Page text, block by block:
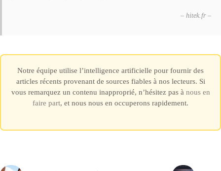
– hitek.fr –
Notre équipe utilise l’intelligence artificielle pour fournir des
articles récents provenant de sources fiables à nos lecteurs. Si
vous remarquez un contenu inapproprié, n’hésitez pas à nous en
faire part, et nous nous en occuperons rapidement.